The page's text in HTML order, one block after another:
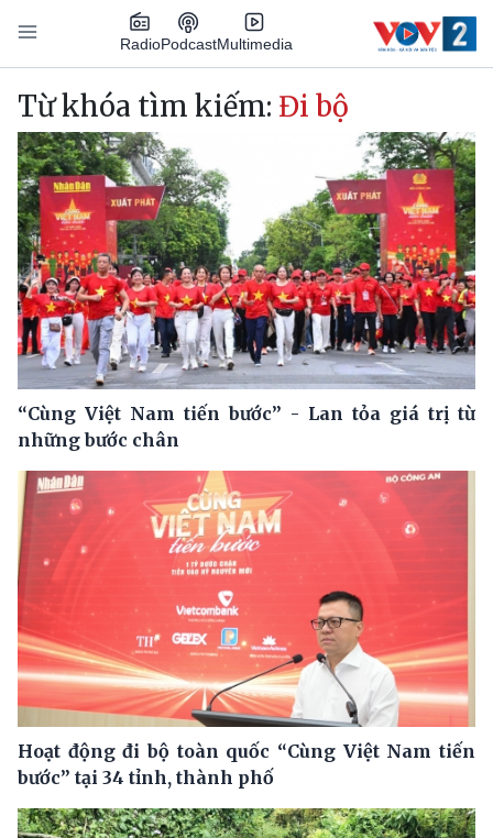
Nhảy đến nội dung
RadioPodcastMultimedia
Main navigation
Từ khóa tìm kiếm: Đi bộ
“Cùng Việt Nam tiến bước” - Lan tỏa giá trị từ
những bước chân
Hoạt động đi bộ toàn quốc “Cùng Việt Nam tiến
bước” tại 34 tỉnh, thành phố